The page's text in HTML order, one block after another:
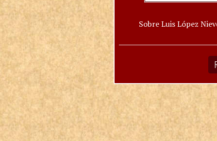
Sobre Luis López